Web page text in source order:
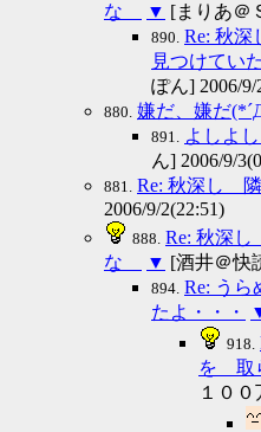
な
▼ [まりあ＠
890. Re: 秋
見つけて
ぽん] 2006/9/
880. 嫌だ、嫌だ
891. よしよ
ん] 2006/9/
881. Re: 秋深し
2006/9/2(22:51)
888. Re: 秋深
な
▼ [酒井＠快
894. Re: う
たよ・・・
918.
を 取
１００